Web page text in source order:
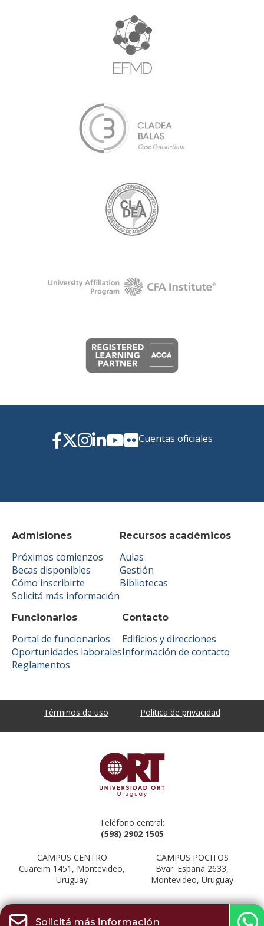
Solicitá más información
Admisiones
Próximos comienzos
Becas disponibles
Cómo inscribirte
Solicitá más información
Recursos académicos
Aulas
Gestión
Bibliotecas
Funcionarios
Portal de funcionarios
Oportunidades laborales
Reglamentos
Contacto
Edificios y direcciones
Información de contacto
Cuentas oficiales
Términos de uso Política de privacidad
Teléfono central:
(598) 2902 1505
CAMPUS CENTRO
Cuareim 1451, Montevideo,
Uruguay
CAMPUS POCITOS
Bvar. España 2633,
Montevideo, Uruguay